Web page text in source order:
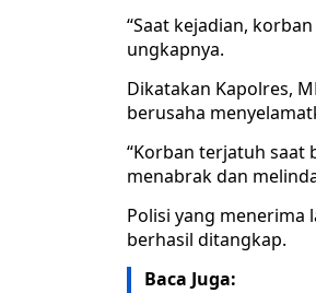
“Saat kejadian,
ungkapnya.
Dikatakan Kapolres,
berusaha
“Korban terjatuh saat
menabrak dan
Polisi yang menerima
berhasil ditangkap.
Baca Juga: